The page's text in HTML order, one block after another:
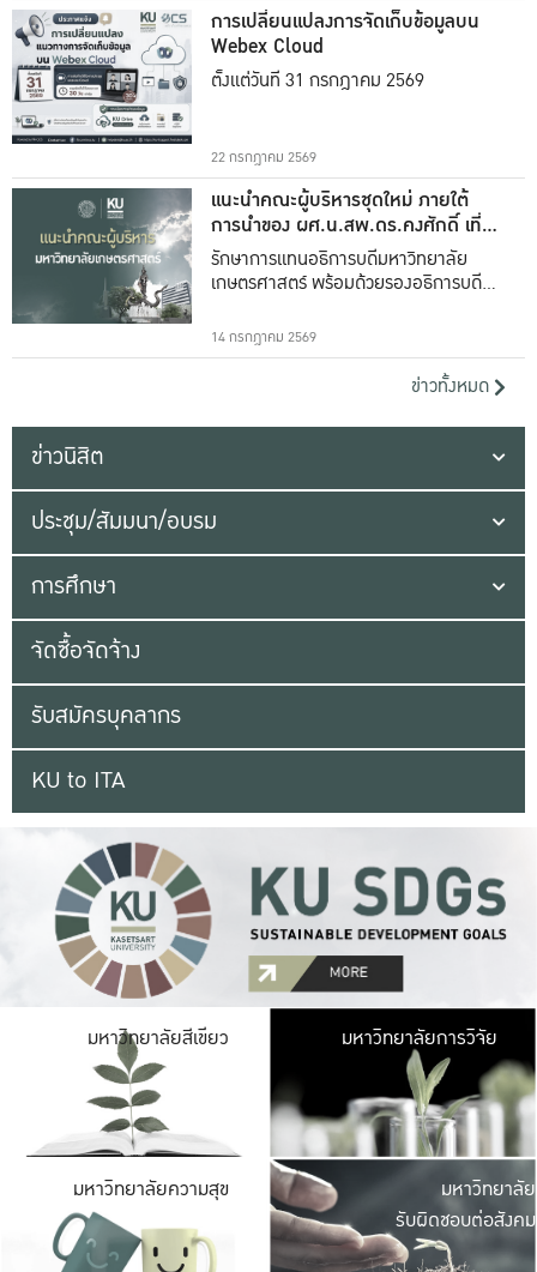
การเปลี่ยนแปลงการจัดเก็บข้อมูลบน
Webex Cloud
ตั้งแต่วันที่ 31 กรกฎาคม 2569
22 กรกฎาคม 2569
แนะนำคณะผู้บริหารชุดใหม่ ภายใต้
การนำของ ผศ.น.สพ.ดร.คงศักดิ์ เที่ยง
ธรรม
รักษาการแทนอธิการบดีมหาวิทยาลัย
เกษตรศาสตร์ พร้อมด้วยรองอธิการบดีทั้ง
14 กรกฎาคม 2569
ข่าวทั้งหมด
ข่าวนิสิต
ประชุม/สัมมนา/อบรม
การศึกษา
จัดซื้อจัดจ้าง
รับสมัครบุคลากร
KU to ITA
มหาวิทยาลัยสีเขียว มหาวิ
มีพื้นที่เขียวสดใส
เป็นป่าในเมือง เกษต
มหาวิทยาลัยการวิจัย
มหาวิทยาลัยความสุข มหาวิ
ค
เปิดประ
และพบเรื่องราวใ
มหาวิทยาลัย
รับผิดชอบต่อสังคม